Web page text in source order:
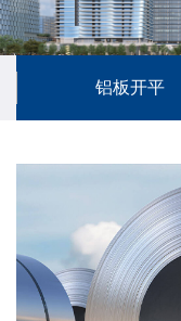
铝板开平